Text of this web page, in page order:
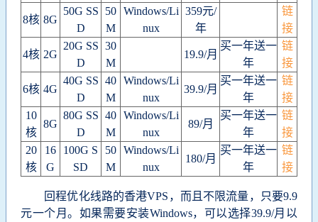
8核 8G
50G SS
D
50
M
Windows/Li
nux
359元/
年
链
接
4核 2G
20G SS
D
30
M
19.9/月
买一年送一
年
链
接
6核 4G
40G SS
D
40
M
Windows/Li
nux
39.9/月
买一年送一
年
链
接
10
核
8G
80G SS
D
40
M
Windows/Li
nux
89/月
买一年送一
年
链
接
20
核
16
G
100G S
SD
50
M
Windows/Li
nux
180/月
买一年送一
年
链
接
回程优化线路的香港VPS，而且不限流量，只要9.9
元一个月。如果需要安装Windows，可以选择39.9/月以